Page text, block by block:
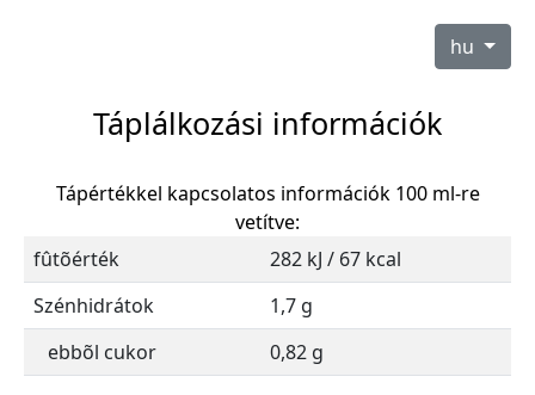
hu
Táplálkozási információk
Tápértékkel kapcsolatos információk 100 ml-re
vetítve:
fûtõérték
282 kJ / 67 kcal
Szénhidrátok
1,7 g
ebbõl cukor
0,82 g